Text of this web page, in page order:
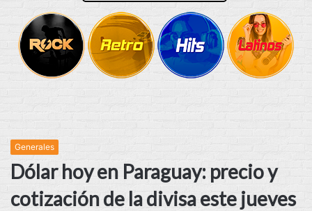
Generales
Dólar hoy en Paraguay: precio y
cotización de la divisa este jueves